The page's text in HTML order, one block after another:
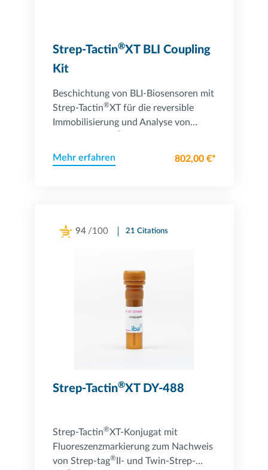
Strep-Tactin®XT BLI Coupling
Kit
Beschichtung von BLI-Biosensoren mit
Strep-Tactin®XT für die reversible
Immobilisierung und Analyse von
®
Mehr erfahren 802,00 €*
94 /100 21 Citations
Strep-Tactin®XT DY-488
Strep-Tactin®XT-Konjugat mit
Fluoreszenzmarkierung zum Nachweis
von Strep-tag®II- und Twin-Strep-